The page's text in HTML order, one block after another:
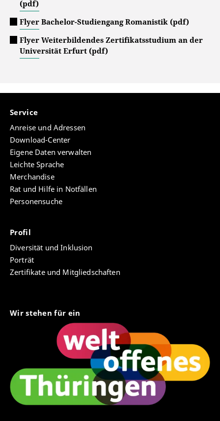
(pdf)
Flyer Bachelor-Studiengang Romanistik (pdf)
Flyer Weiterbildendes Zertifikatsstudium an der
Universität Erfurt (pdf)
Service
Anreise und Adressen
Download-Center
Eigene Daten verwalten
Leichte Sprache
Merchandise
Rat und Hilfe in Notfällen
Personensuche
Profil
Diversität und Inklusion
Porträt
Zertifikate und Mitgliedschaften
Wir stehen für ein